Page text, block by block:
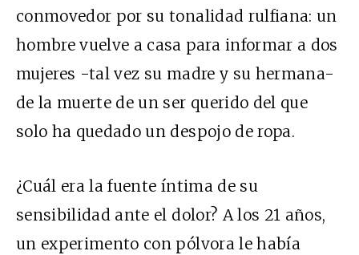
conmovedor por su tonalidad rulfiana: un
hombre vuelve a casa para informar a dos
mujeres -tal vez su madre y su hermana-
de la muerte de un ser querido del que
solo ha quedado un despojo de ropa.
¿Cuál era la fuente íntima de su
sensibilidad ante el dolor? A los 21 años,
un experimento con pólvora le había